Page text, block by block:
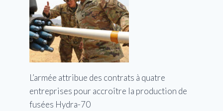
L’armée attribue des contrats à quatre
entreprises pour accroître la production de
fusées Hydra-70